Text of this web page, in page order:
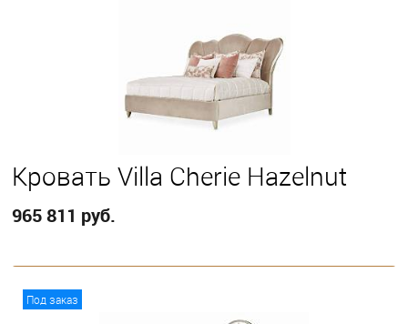
Кровать Villa Cherie Hazelnut
965 811 руб.
Под заказ